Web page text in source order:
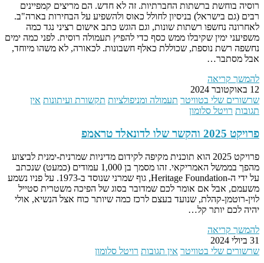
רוסיה בוחשת ברשתות החברתיות. זה לא חדש. הם מריצים קמפיינים
רבים (גם בישראל) בניסיון לחולל כאוס ולהשפיע על הבחירות בארה"ב.
לאחרונה נחשפו רשתות שונות, וגם הוגש כתב אישום רציני נגד כמה
משפיעני ימין שקיבלו ממש כסף כדי להפיץ תעמולה רוסית. לפני כמה ימים
נחשפה רשת נוספת, שכוללת כאלף חשבונות. לכאורה, לא משהו מיוחד,
אבל מסתבר…
להמשך קריאה
12 באוקטובר 2024
שרשורים שלי בטוויטר תעמולה ומניפולציות תקשורת ועיתונות אין
תגובות רויטל סלומון
פרויקט 2025 והקשר שלו לדונאלד טראמפ
פרויקט 2025 הוא תוכנית מקיפה לקידום מדיניות שמרנית-ימנית לביצוע
מהפך בממשל האמריקאי. זהו מסמך בן 1,000 עמודים (כמעט) שנכתב
על ידי ה-Heritage Foundation, גוף שמרני שנוסד ב-1973. על פניו נשמע
משעמם, אבל אם אומר לכם שמדובר בסוג של הפיכה משטרית סטייל
לוין-רוטמן-קהלת, שנועד בעצם לרכז כמה שיותר כוח אצל הנשיא, אולי
יהיה לכם יותר קל…
להמשך קריאה
31 ביולי 2024
שרשורים שלי בטוויטר אין תגובות רויטל סלומון